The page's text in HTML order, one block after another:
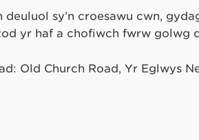
deuluol sy’n croesawu cŵn,
yr haf a chofiwch fwrw golwg
Old Church Road, Yr Eglwys